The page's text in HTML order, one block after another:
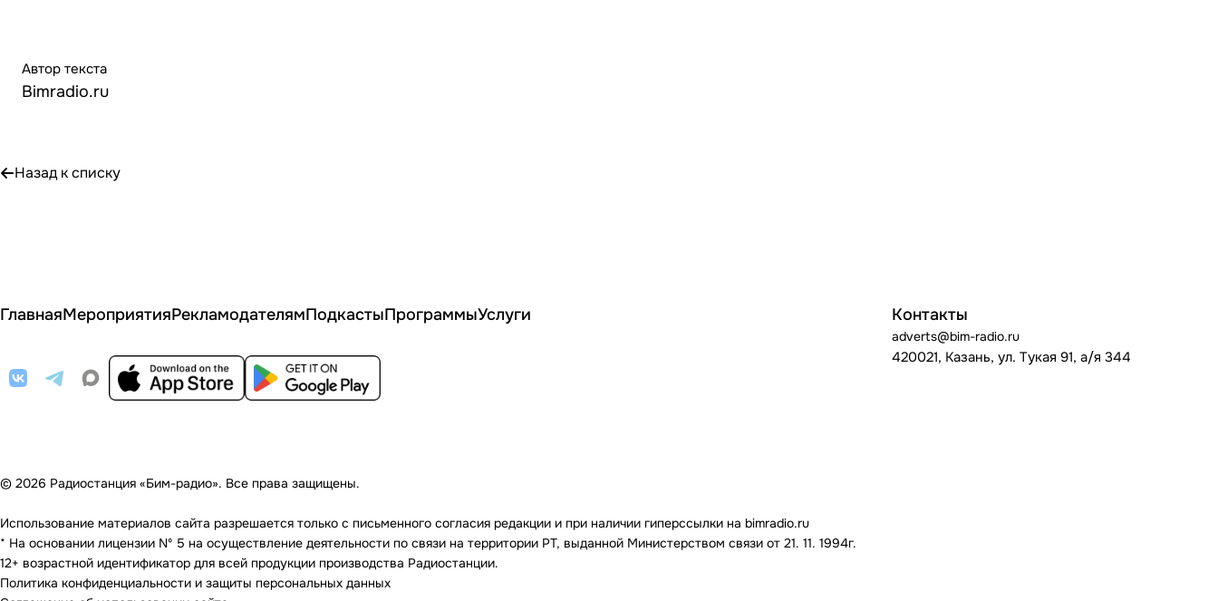
Автор текста
Bimradio.ru
Назад к списку
ГлавнаяМероприятияРекламодателямПодкастыПрограммыУслуги Контакты
adverts@bim-radio.ru
420021, Казань, ул. Тукая 91, а/я 344
© 2026 Радиостанция «Бим-радио». Все права защищены.
Использование материалов сайта разрешается только с письменного согласия редакции и при наличии гиперссылки на bimradio.ru
* На основании лицензии Nº 5 на осуществление деятельности по связи на территории РТ, выданной Министерством связи от 21. 11. 1994г.
12+ возрастной идентификатор для всей продукции производства Радиостанции.
Политика конфиденциальности и защиты персональных данных